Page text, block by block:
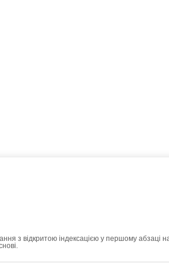
з відкритою індексацією у першому абзаці